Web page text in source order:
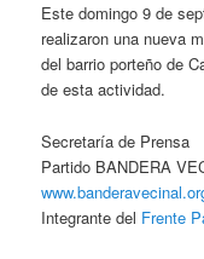
Este domingo 9 de
realizaron una nueva
del barrio porteño de
de esta actividad.
Secretaría de Prensa
Partido BANDERA
Integrante del Frente